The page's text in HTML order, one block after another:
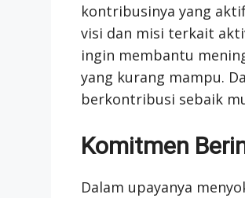
kontribusinya yang
visi dan misi terkait
ingin membantu
yang kurang mampu.
berkontribusi sebaik
Komitmen
Dalam upayanya